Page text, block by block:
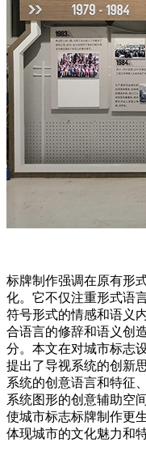
标牌制作强调在原有形
化。它不仅注重形式语
符号形式的情感和语义
合语言的修辞和语义创
分。本文在对城市标志
提出了导视系统的创新
系统的创意语言和特征
系统图形的创意辅助空
使城市标志标牌制作更
体现城市的文化魅力和特